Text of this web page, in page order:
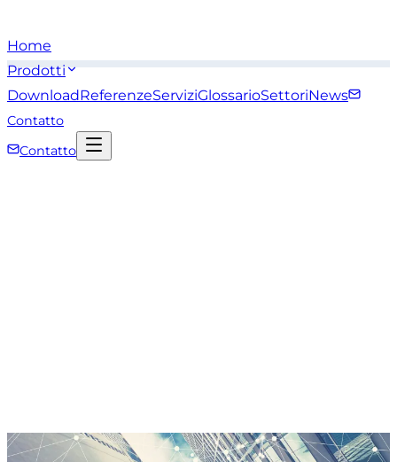
Home
Prodotti
DownloadReferenzeServiziGlossarioSettoriNews
Contatto
Contatto